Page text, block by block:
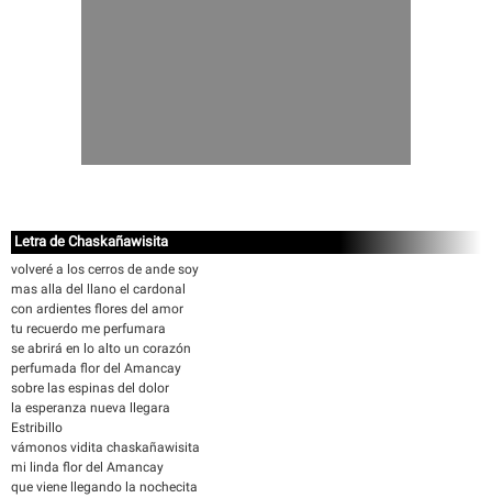
Letra de Chaskañawisita
volveré a los cerros de ande soy
mas alla del llano el cardonal
con ardientes flores del amor
tu recuerdo me perfumara
se abrirá en lo alto un corazón
perfumada flor del Amancay
sobre las espinas del dolor
la esperanza nueva llegara
Estribillo
vámonos vidita chaskañawisita
mi linda flor del Amancay
que viene llegando la nochecita